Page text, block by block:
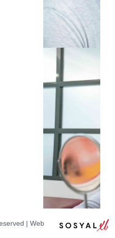
| Web